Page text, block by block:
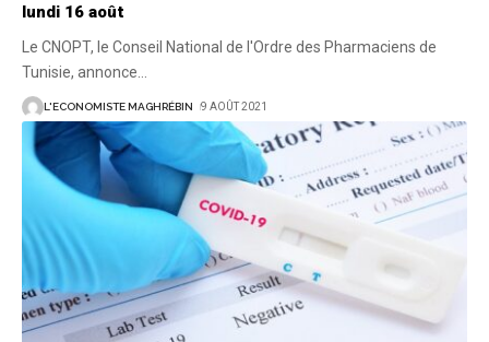
lundi 16 août
Le CNOPT, le Conseil National de l'Ordre des Pharmaciens de
Tunisie, annonce
L'ECONOMISTE MAGHRÉBIN 9 AOÛT 2021